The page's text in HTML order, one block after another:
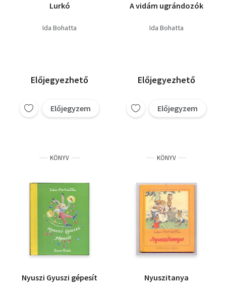
Lurkó
Ida Bohatta
Előjegyezhető
Előjegyzem
A vidám ugrándozók
Ida Bohatta
Előjegyezhető
Előjegyzem
KÖNYV
Nyuszi Gyuszi gépesít
KÖNYV
Nyuszitanya